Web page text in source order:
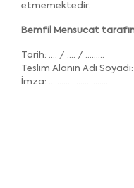
etmemektedir.
Bemfil Mensucat
Tarih: .... / .... / .........
Teslim Alanın Adı Soyadı:
İmza: ..............................